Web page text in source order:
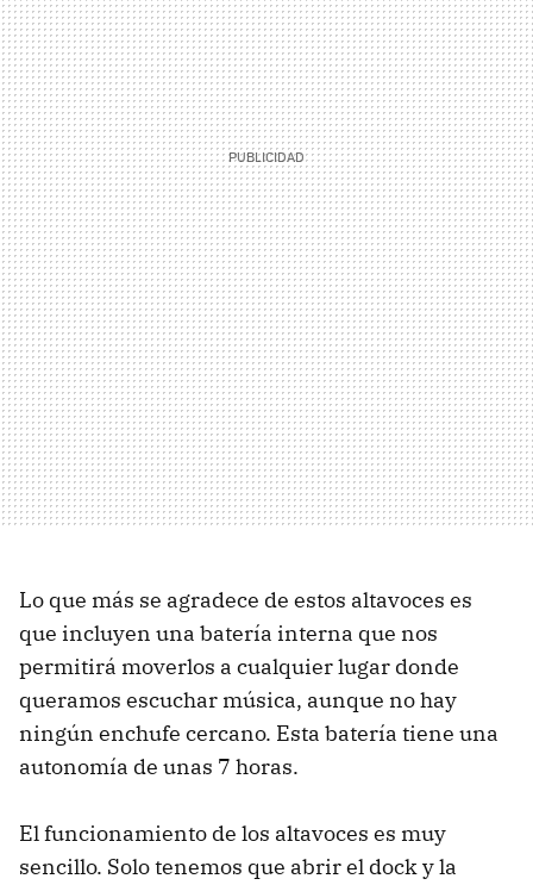
Lo que más se agradece de estos altavoces es
que incluyen una batería interna que nos
permitirá moverlos a cualquier lugar donde
queramos escuchar música, aunque no hay
ningún enchufe cercano. Esta batería tiene una
autonomía de unas 7 horas.
El funcionamiento de los altavoces es muy
sencillo. Solo tenemos que abrir el dock y la